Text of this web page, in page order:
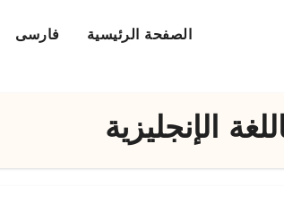
الصفحة الرئيسية فارسی
الإنجليزية